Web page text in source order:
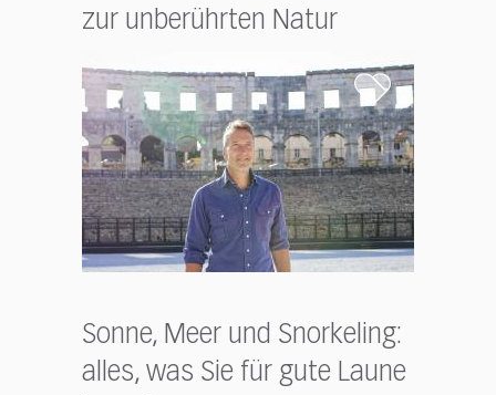
zur unberührten Natur
Sonne, Meer und Snorkeling:
alles, was Sie für gute Laune